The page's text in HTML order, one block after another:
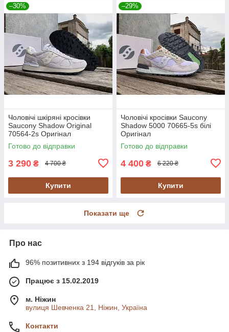
–30%
Чоловічі шкіряні кросівки
Saucony Shadow Original
70564-2s Оригінал
Готово до відправки
3 290 ₴ 4 700 ₴
Купити
–29%
Чоловічі кросівки Saucony
Shadow 5000 70665-5s білі
Оригінал
Готово до відправки
4 400 ₴ 6 220 ₴
Купити
Показати ще
Про нас
96% позитивних з 194 відгуків за рік
Працює з 15.02.2019
м. Ніжин
вулиця Шевченка 21, Ніжин, Україна
Контакти